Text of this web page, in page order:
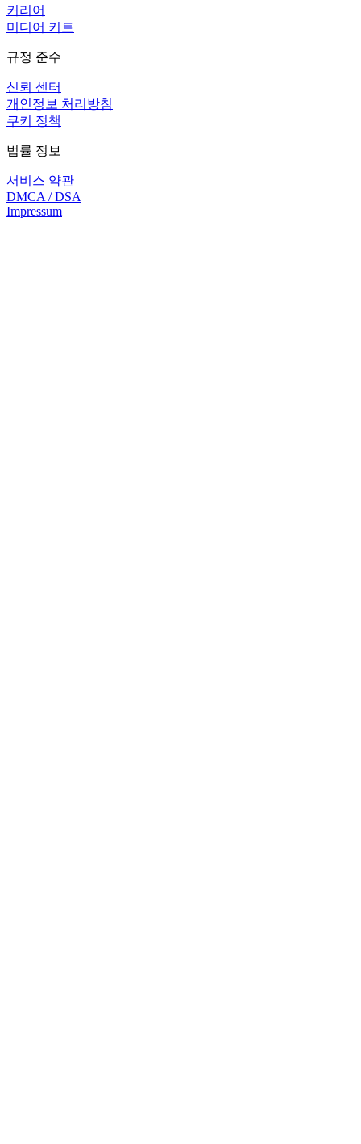
커리어
미디어 키트
규정 준수
신뢰 센터
개인정보 처리방침
쿠키 정책
법률 정보
서비스 약관
DMCA / DSA
Impressum